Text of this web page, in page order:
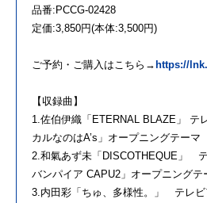
品番:PCCG-02428
定価:3,850円(本体:3,500円)
ご予約・ご購入はこちら→https://
【収録曲】
1.佐伯伊織「ETERNAL BLAZE」 テ
カルなのはA’s」オープニングテーマ
2.和氣あず未「DISCOTHEQUE」
バンパイア CAPU2」オープニングテ
3.内田彩「ちゅ、多様性。」 テレビ